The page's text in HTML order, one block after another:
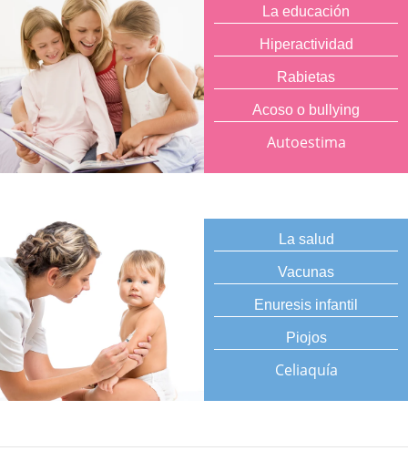
La educación
Hiperactividad
Rabietas
Acoso o bullying
Autoestima
La salud
Vacunas
Enuresis infantil
Piojos
Celiaquía